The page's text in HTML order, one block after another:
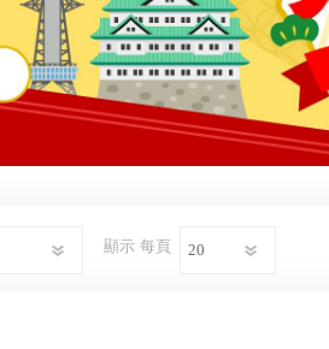
顯示 每頁